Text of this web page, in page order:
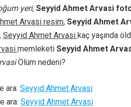
yeri, Seyyid Ahmet Arvasi
Arvasi resim, Seyyid Ahmet
Seyyid Ahmet Arvasi kaç yaşında
memleketi Seyyid Ahmet
Ölüm nedeni?
ara: Seyyid Ahmet Arvasi
ara: Seyyid Ahmet Arvasi